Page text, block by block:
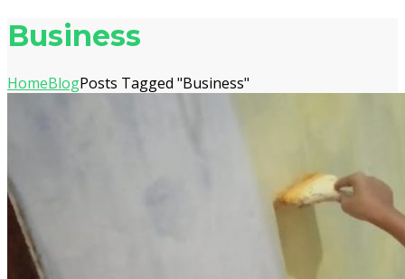
Business
HomeBlogPosts Tagged "Business"